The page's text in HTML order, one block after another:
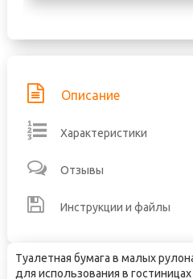
Описание
Характеристики
Отзывы
Инструкции и файлы
Туалетная бумага в малых
для использования в